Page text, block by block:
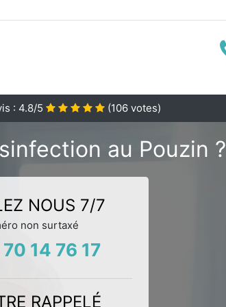
: 4.8/5 (106 votes)
au Pouzin ?
NOUS 7/7
non surtaxé
14 76 17
RAPPELÉ